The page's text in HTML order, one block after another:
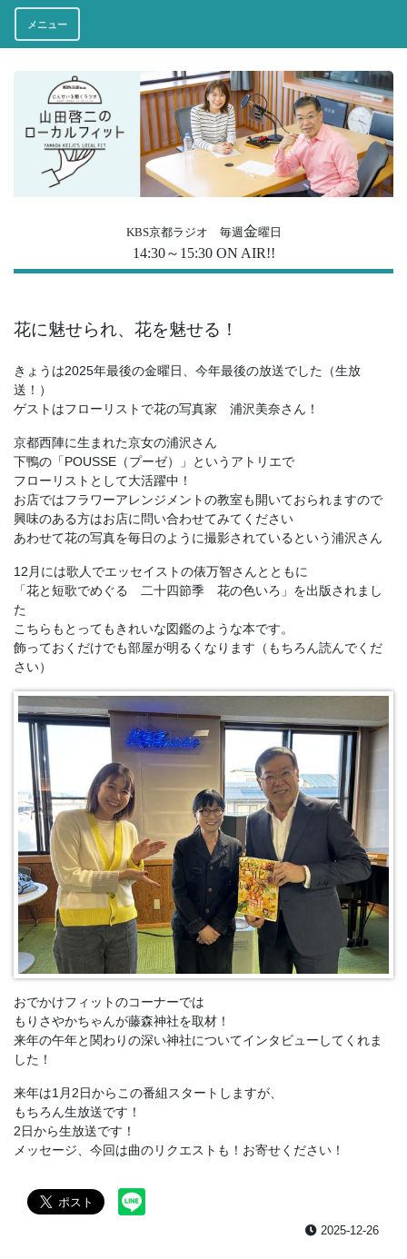
メニュー
KBS京都ラジオ 毎週 金曜日
14:30～15:30 ON AIR!!
花に魅せられ、花を魅せる！
きょうは2025年最後の金曜日、今年最後の放送でした（生放
送！）
ゲストはフローリストで花の写真家 浦沢美奈さん！
京都西陣に生まれた京女の浦沢さん
下鴨の「POUSSE（プーゼ）」というアトリエで
フローリストとして大活躍中！
お店ではフラワーアレンジメントの教室も開いておられますので
興味のある方はお店に問い合わせてみてください
あわせて花の写真を毎日のように撮影されているという浦沢さん
12月には歌人でエッセイストの俵万智さんとともに
「花と短歌でめぐる 二十四節季 花の色いろ」を出版されまし
た
こちらもとってもきれいな図鑑のような本です。
飾っておくだけでも部屋が明るくなります（もちろん読んでくだ
さい）
おでかけフィットのコーナーでは
もりさやかちゃんが藤森神社を取材！
来年の午年と関わりの深い神社についてインタビューしてくれま
した！
来年は1月2日からこの番組スタートしますが、
もちろん生放送です！
2日から生放送です！
メッセージ、今回は曲のリクエストも！お寄せください！
2025-12-26